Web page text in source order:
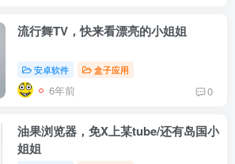
流行舞TV，快来看漂亮的小姐姐
安卓软件 盒子应用
6年前 0
油果浏览器，免X上某tube/还有岛国小
姐姐